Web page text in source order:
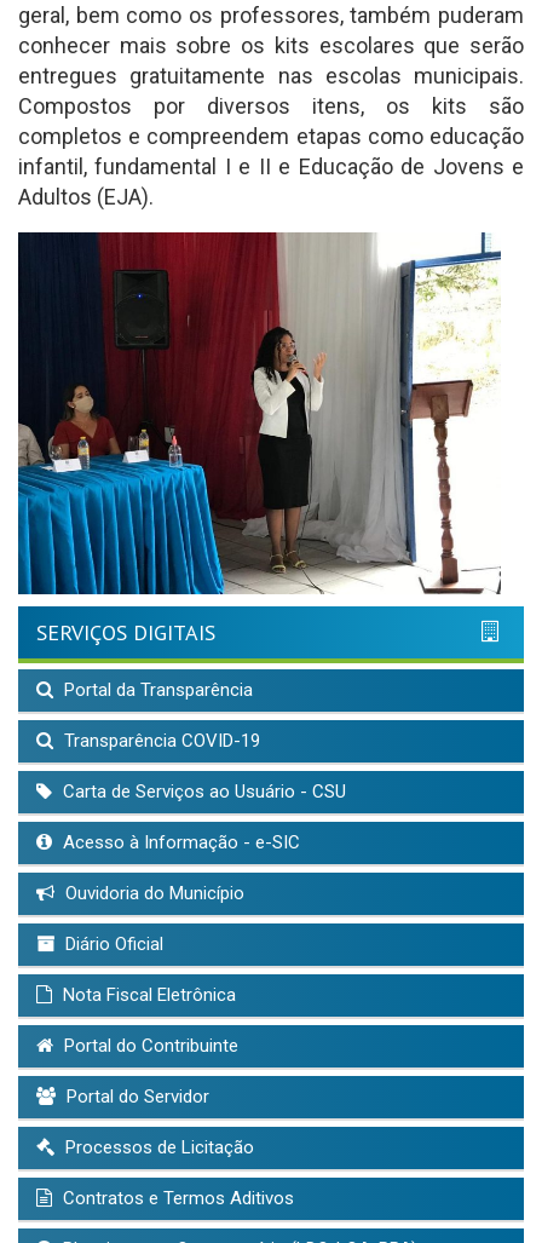
geral, bem como os professores, também puderam
conhecer mais sobre os kits escolares que serão
entregues gratuitamente nas escolas municipais.
Compostos por diversos itens, os kits são
completos e compreendem etapas como educação
infantil, fundamental I e II e Educação de Jovens e
Adultos (EJA).
SERVIÇOS DIGITAIS
Portal da Transparência
Transparência COVID-19
Carta de Serviços ao Usuário - CSU
Acesso à Informação - e-SIC
Ouvidoria do Município
Diário Oficial
Nota Fiscal Eletrônica
Portal do Contribuinte
Portal do Servidor
Processos de Licitação
Contratos e Termos Aditivos